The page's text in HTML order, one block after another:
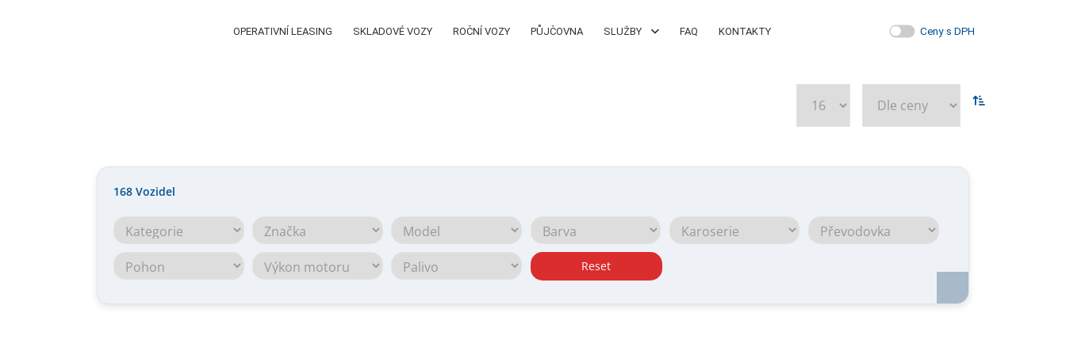
OPERATIVNÍ LEASING SKLADOVÉ VOZY ROČNÍ VOZY PŮJČOVNA SLUŽBY FAQ KONTAKTY Ceny s DPH
168 Vozidel
Reset